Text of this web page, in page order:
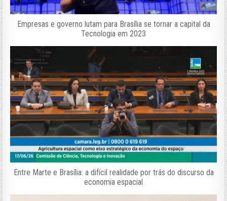
Empresas e governo lutam para Brasília se tornar a capital da
Tecnologia em 2023
Entre Marte e Brasília: a difícil realidade por trás do discurso da
economia espacial